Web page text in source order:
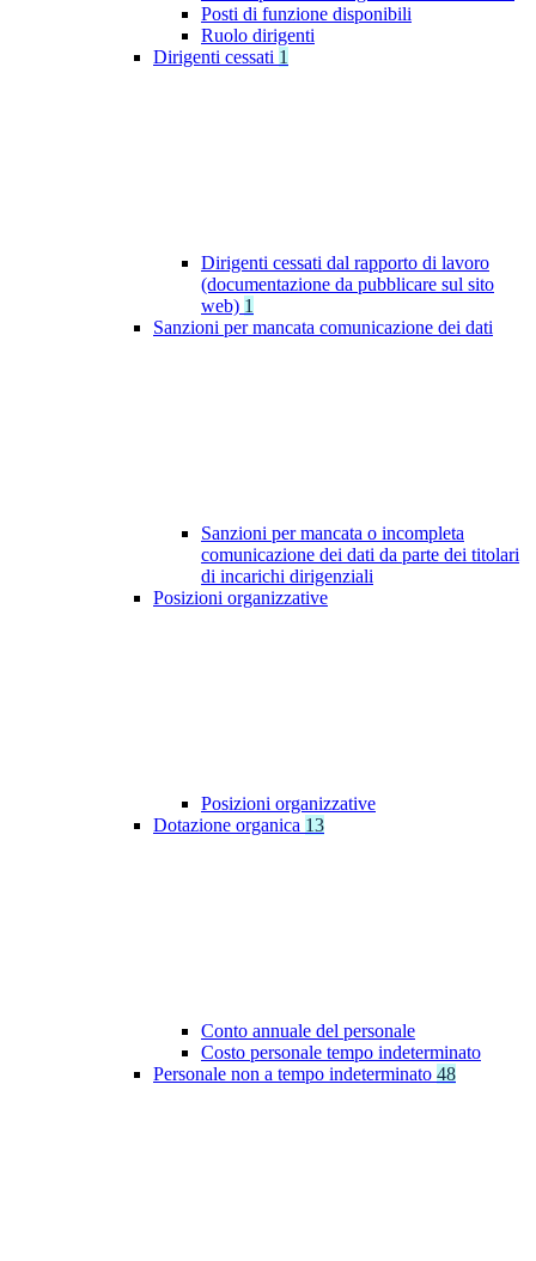
Posti di funzione disponibili
Ruolo dirigenti
Dirigenti cessati 1
Dirigenti cessati dal rapporto di lavoro
(documentazione da pubblicare sul sito
web) 1
Sanzioni per mancata comunicazione dei dati
Sanzioni per mancata o incompleta
comunicazione dei dati da parte dei titolari
di incarichi dirigenziali
Posizioni organizzative
Posizioni organizzative
Dotazione organica 13
Conto annuale del personale
Costo personale tempo indeterminato
Personale non a tempo indeterminato 48